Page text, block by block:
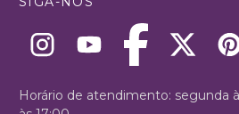
Horário de atendimento: segunda